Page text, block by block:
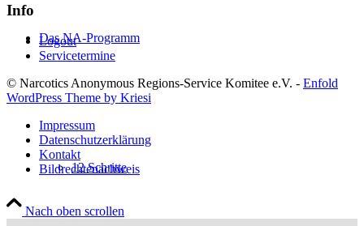
Das NA-Programm
12 Schritte
Info
Logout
Servicetermine
© Narcotics Anonymous Regions-Service Komitee e.V. - Enfold
WordPress Theme by Kriesi
Impressum
Datenschutzerklärung
Kontakt
Bildrechtenachweis
Nach oben scrollen